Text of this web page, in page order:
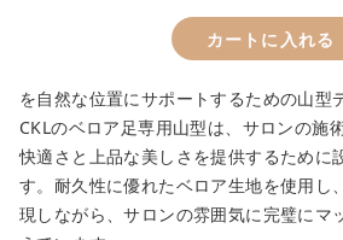
カートに入れる
を自然な位置にサポートするための山型
CKLのベロア足専用山型は、サロンの施
快適さと上品な美しさを提供するために
す。耐久性に優れたベロア生地を使用し
現しながら、サロンの雰囲気に完璧にマ